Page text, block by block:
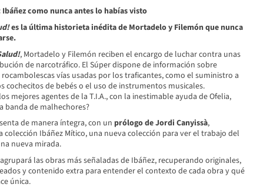
como nunca antes lo habías visto
es la última historieta inédita de Mortadelo y Filemón que nunca
, Mortadelo y Filemón reciben el encargo de luchar contra unas
de narcotráfico. El Súper dispone de información sobre
vías usadas por los traficantes, como el suministro a
cochecitos de bebés o el uso de instrumentos musicales.
mejores agentes de la T.I.A., con la inestimable ayuda de Ofelia,
banda de malhechores?
de manera íntegra, con un prólogo de Jordi Canyissà,
colección Ibáñez Mítico, una nueva colección para ver el trabajo del
nueva mirada.
las obras más señaladas de Ibáñez, recuperando originales,
y contenido extra para entender el contexto de cada obra y qué
única.